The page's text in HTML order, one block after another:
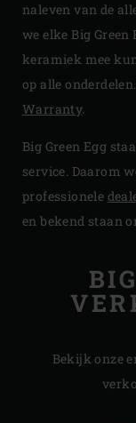
naleven van de
we elke Big
keramiek mee
op alle
Warranty.
Big Green Egg
service. Daarom
professionele
en bekend staan
Bekijk onze